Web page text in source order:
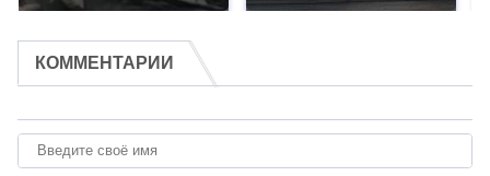
КОММЕНТАРИИ